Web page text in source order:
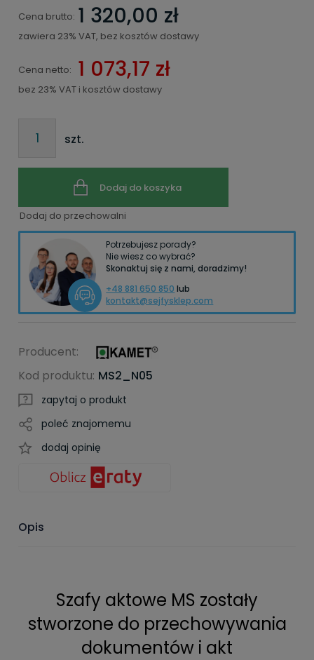
Cena brutto: 1 320,00 zł
zawiera 23% VAT, bez kosztów dostawy
Cena netto: 1 073,17 zł
bez 23% VAT i kosztów dostawy
szt.
Dodaj do koszyka
Dodaj do przechowalni
Potrzebujesz porady?
Nie wiesz co wybrać?
Skonaktuj się z nami, doradzimy!
+48 881 650 850 lub
kontakt@sejfysklep.com
Producent:
Kod produktu: MS2_N05
zapytaj o produkt
poleć znajomemu
dodaj opinię
Opis
Szafy aktowe MS zostały
stworzone do przechowywania
dokumentów i akt